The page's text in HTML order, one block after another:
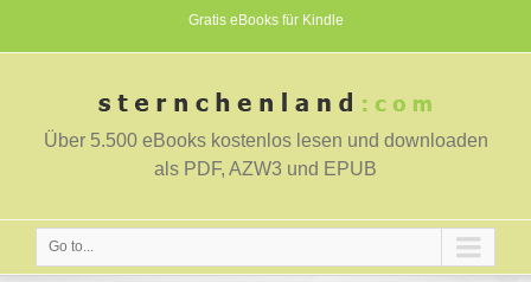
Gratis eBooks für Kindle
Über 5.500 eBooks kostenlos lesen und downloaden
als PDF, AZW3 und EPUB
Go to...